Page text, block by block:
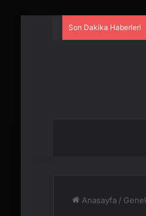
Son Dakika Haberleri
Anasayfa / Genel